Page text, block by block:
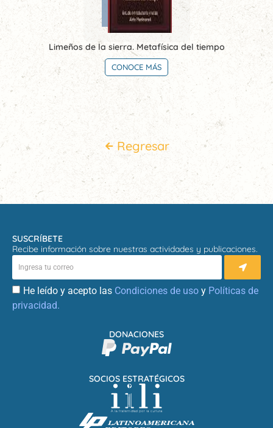
Limeños de la sierra. Metafísica del tiempo
CONOCE MÁS
Regresar
SUSCRÍBETE
Recibe información sobre nuestras actividades y publicaciones.
He leído y acepto las Condiciones de uso y Políticas de
privacidad.
SOCIOS ESTRATÉGICOS
DONACIONES